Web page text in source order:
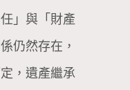
」與「財產
仍然存在，
，遺產繼承